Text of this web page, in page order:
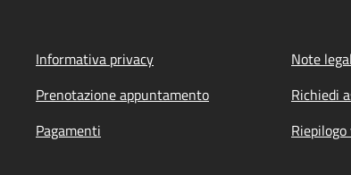
Informativa privacy
Note
Prenotazione appuntamento
Richiedi
Pagamenti